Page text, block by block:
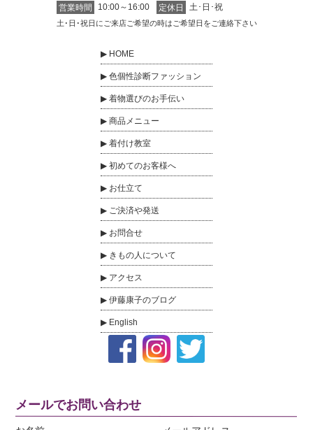
営業時間 10:00～16:00 定休日 土･日･祝
土･日･祝日にご来店ご希望の時はご希望日をご連絡下さい
HOME
色個性診断ファッション
着物選びのお手伝い
商品メニュー
着付け教室
初めてのお客様へ
お仕立て
ご決済や発送
お問合せ
きもの人について
アクセス
伊藤康子のブログ
English
メールでお問い合わせ